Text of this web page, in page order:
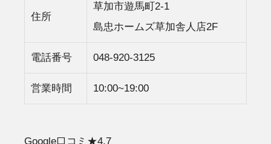
住所
草加市遊馬町2-1
島忠ホームズ草加舎人店2F
電話番号 048-920-3125
営業時間 10:00~19:00
Google口コミ★4.7